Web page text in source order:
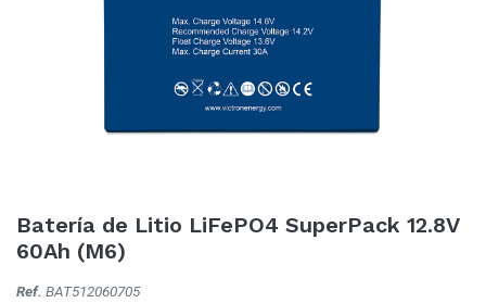
Batería de Litio LiFePO4 SuperPack 12.8V
60Ah (M6)
Ref. BAT512060705